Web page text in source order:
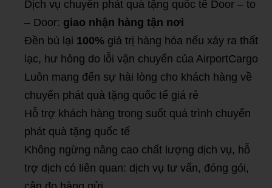
Dịch vụ chuyển phát quà tặng quốc tế Door – to
– Door: giao nhận hàng tận nơi
Đền bù lại 100% giá trị hàng hóa nếu xảy ra thất
lạc, hư hỏng do lỗi vận chuyển của AirportCargo
Luôn mang đến sự hài lòng cho khách hàng về
chuyển phát quà tặng quốc tế giá rẻ
Hỗ trợ khách hàng trong suốt quá trình chuyển
phát quà tặng quốc tế
Không ngừng nâng cao chất lượng dịch vụ, hỗ
trợ dịch có liên quan: dịch vụ tư vấn, đóng gói,